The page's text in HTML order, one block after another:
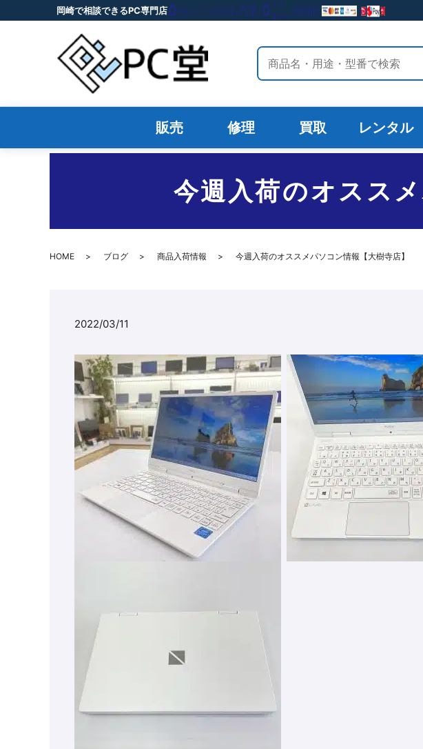
岡崎で相談できるPC専門店
サイト内検索
販売 修理 買取 レンタル
今週入荷のオスス
HOME ブログ 商品入荷情報 今週入荷のオススメパソコン情報【大樹寺店】
2022/03/11